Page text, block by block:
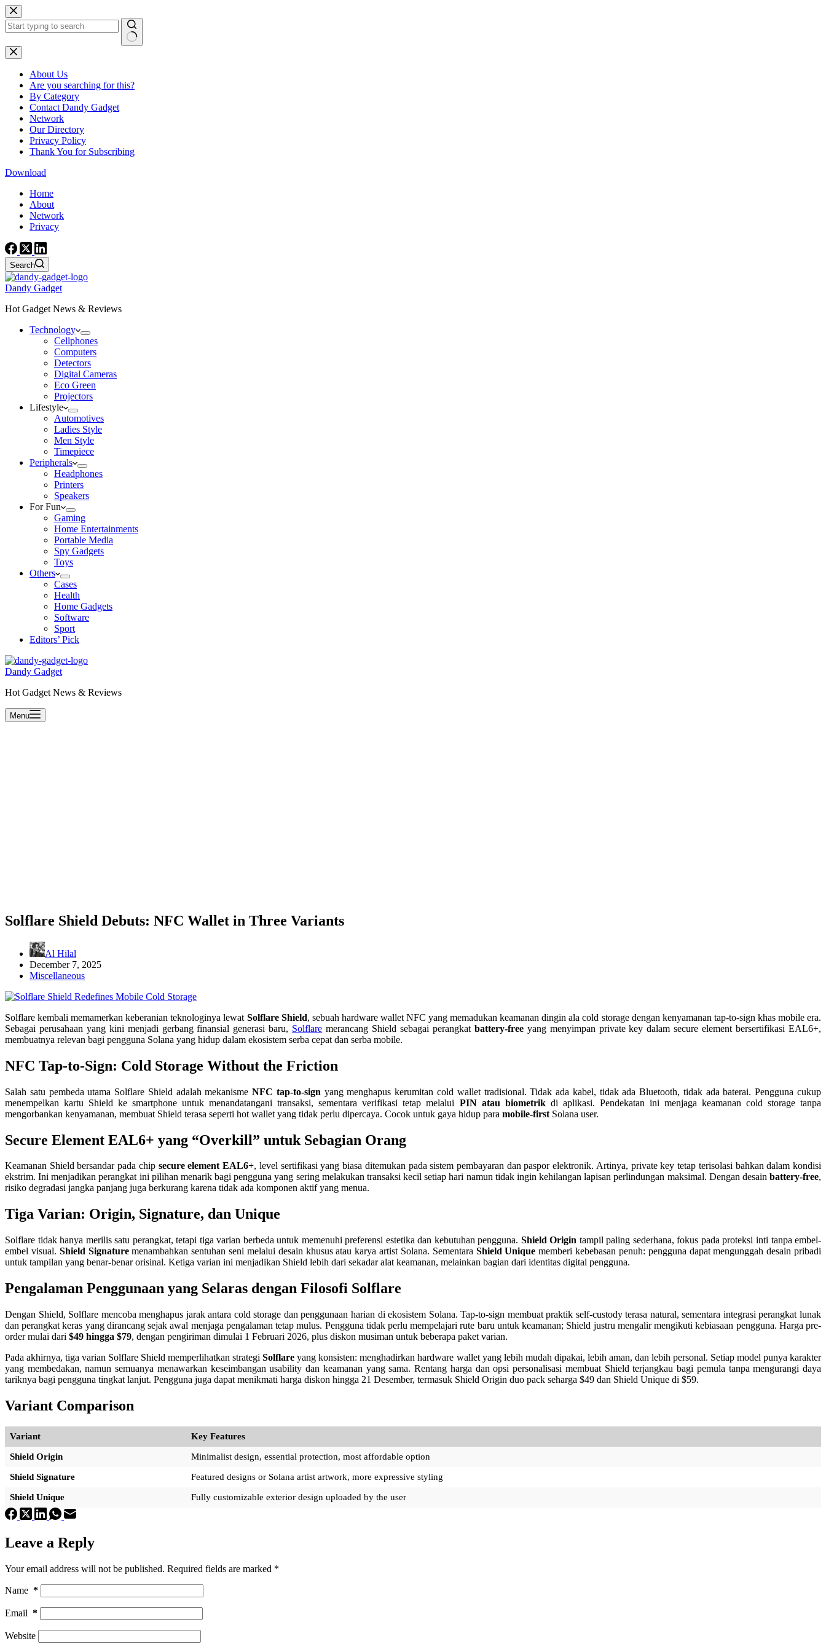
Skip
to
content
No
results
About Us
Are you searching for this?
By Category
Contact Dandy Gadget
Network
Our Directory
Privacy Policy
Thank You for Subscribing
Download
Home
About
Network
Privacy
Search
Dandy Gadget
Hot Gadget News & Reviews
Technology
Cellphones
Computers
Detectors
Digital Cameras
Eco Green
Projectors
Lifestyle
Automotives
Ladies Style
Men Style
Timepiece
Peripherals
Headphones
Printers
Speakers
For Fun
Gaming
Home Entertainments
Portable Media
Spy Gadgets
Toys
Others
Cases
Health
Home Gadgets
Software
Sport
Editors’ Pick
Dandy Gadget
Hot Gadget News & Reviews
Menu
Solflare Shield Debuts: NFC Wallet in Three Variants
Al Hilal
December 7, 2025
Miscellaneous
Solflare kembali memamerkan keberanian teknologinya lewat Solflare Shield, sebuah hardware wallet NFC yang memadukan keamanan dingin ala cold storage dengan kenyamanan tap-to-sign khas mobile era.
Sebagai perusahaan yang kini menjadi gerbang finansial generasi baru, Solflare merancang Shield sebagai perangkat battery-freeyang menyimpan private key dalam secure element bersertifikasi EAL6+,
membuatnya relevan bagi pengguna Solana yang hidup dalam ekosistem serba cepat dan serba mobile.
NFC Tap-to-Sign: Cold Storage Without the Friction
Salah satu pembeda utama Solflare Shield adalah mekanismeNFC tap-to-sign yang menghapus kerumitan cold wallet tradisional. Tidak ada kabel, tidak ada Bluetooth, tidak ada baterai. Pengguna cukup
menempelkan kartu Shield ke smartphone untuk menandatangani transaksi, sementara verifikasi tetap melalui PIN atau biometrikdi aplikasi. Pendekatan ini menjaga keamanan cold storage tanpa
mengorbankan kenyamanan, membuat Shield terasa seperti hot wallet yang tidak perlu dipercaya. Cocok untuk gaya hidup para mobile-first Solana user.
Secure Element EAL6+ yang “Overkill” untuk Sebagian Orang
Keamanan Shield bersandar pada chip secure element EAL6+, level sertifikasi yang biasa ditemukan pada sistem pembayaran dan paspor elektronik. Artinya, private key tetap terisolasi bahkan dalam kondisi
ekstrim. Ini menjadikan perangkat ini pilihan menarik bagi pengguna yang sering melakukan transaksi kecil setiap hari namun tidak ingin kehilangan lapisan perlindungan maksimal. Dengan desain battery-free,
risiko degradasi jangka panjang juga berkurang karena tidak ada komponen aktif yang menua.
Tiga Varian: Origin, Signature, dan Unique
Solflare tidak hanya merilis satu perangkat, tetapi tiga varian berbeda untuk memenuhi preferensi estetika dan kebutuhan pengguna. Shield Origin tampil paling sederhana, fokus pada proteksi inti tanpa embel-
embel visual. Shield Signaturemenambahkan sentuhan seni melalui desain khusus atau karya artist Solana. Sementara Shield Unique memberi kebebasan penuh: pengguna dapat mengunggah desain pribadi
untuk tampilan yang benar-benar orisinal. Ketiga varian ini menjadikan Shield lebih dari sekadar alat keamanan, melainkan bagian dari identitas digital pengguna.
Pengalaman Penggunaan yang Selaras dengan Filosofi Solflare
Dengan Shield, Solflare mencoba menghapus jarak antara cold storage dan penggunaan harian di ekosistem Solana. Tap-to-sign membuat praktik self-custody terasa natural, sementara integrasi perangkat lunak
dan perangkat keras yang dirancang sejak awal menjaga pengalaman tetap mulus. Pengguna tidak perlu mempelajari rute baru untuk keamanan; Shield justru mengalir mengikuti kebiasaan pengguna. Harga pre-
order mulai dari $49 hingga $79, dengan pengiriman dimulai 1 Februari 2026, plus diskon musiman untuk beberapa paket varian.
Pada akhirnya, tiga varian Solflare Shield memperlihatkan strategiSolflare yang konsisten: menghadirkan hardware wallet yang lebih mudah dipakai, lebih aman, dan lebih personal. Setiap model punya karakter
yang membedakan, namun semuanya menawarkan keseimbangan usability dan keamanan yang sama. Rentang harga dan opsi personalisasi membuat Shield terjangkau bagi pemula tanpa mengurangi daya
tariknya bagi pengguna tingkat lanjut. Pengguna juga dapat menikmati harga diskon hingga 21 Desember, termasuk Shield Origin duo pack seharga $49 dan Shield Unique di $59.
Variant Comparison
Variant Key Features
Shield Origin Minimalist design, essential protection, most affordable option
Shield Signature Featured designs or Solana artist artwork, more expressive styling
Shield Unique Fully customizable exterior design uploaded by the user
Leave a Reply
Your email address will not be published. Required fields are marked *
Name *
Email *
Website